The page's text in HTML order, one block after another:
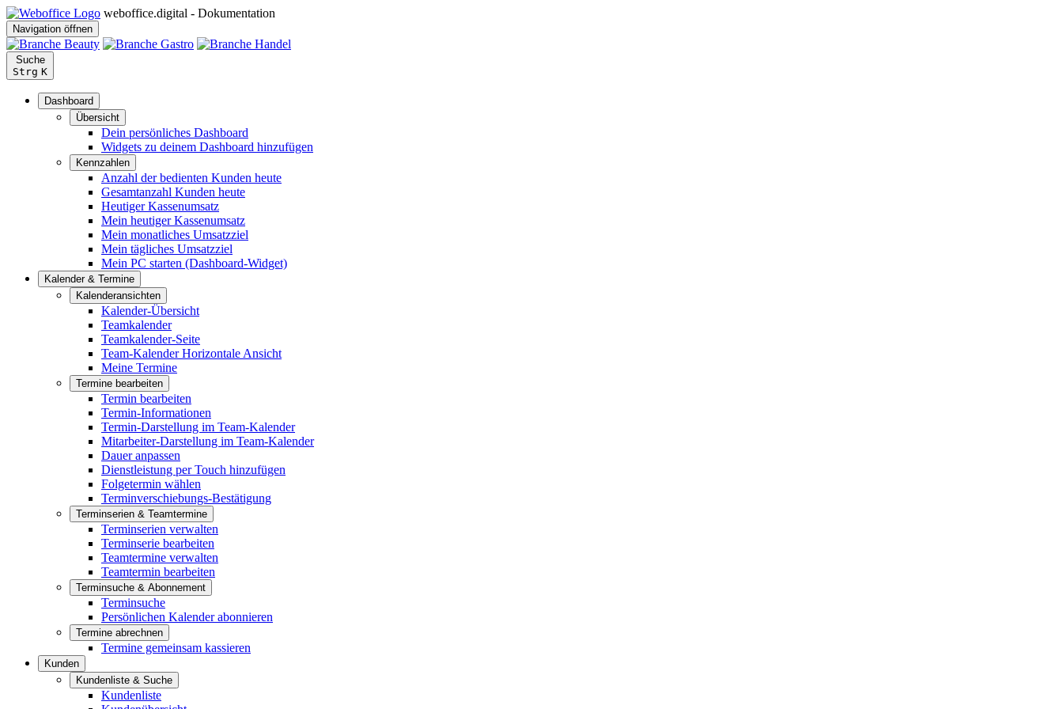
weboffice.digital - Dokumentation
Navigation öffnen
Suche
Strg K
Dashboard
Übersicht
Dein persönliches Dashboard
Widgets zu deinem Dashboard hinzufügen
Kennzahlen
Anzahl der bedienten Kunden heute
Gesamtanzahl Kunden heute
Heutiger Kassenumsatz
Mein heutiger Kassenumsatz
Mein monatliches Umsatzziel
Mein tägliches Umsatzziel
Mein PC starten (Dashboard-Widget)
Kalender & Termine
Kalenderansichten
Kalender-Übersicht
Teamkalender
Teamkalender-Seite
Team-Kalender Horizontale Ansicht
Meine Termine
Termine bearbeiten
Termin bearbeiten
Termin-Informationen
Termin-Darstellung im Team-Kalender
Mitarbeiter-Darstellung im Team-Kalender
Dauer anpassen
Dienstleistung per Touch hinzufügen
Folgetermin wählen
Terminverschiebungs-Bestätigung
Terminserien & Teamtermine
Terminserien verwalten
Terminserie bearbeiten
Teamtermine verwalten
Teamtermin bearbeiten
Terminsuche & Abonnement
Terminsuche
Persönlichen Kalender abonnieren
Termine abrechnen
Termine gemeinsam kassieren
Kunden
Kundenliste & Suche
Kundenliste